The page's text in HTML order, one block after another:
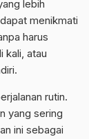
lebih
menikmati
harus
kali, atau
rutin.
yang sering
ini sebagai